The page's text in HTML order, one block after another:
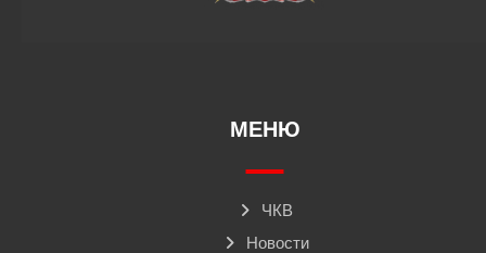
МЕНЮ
ЧКВ
Новости